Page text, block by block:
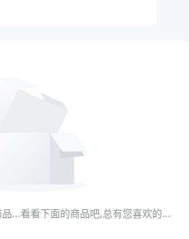
...看看下面的商品吧,总有您喜欢的...